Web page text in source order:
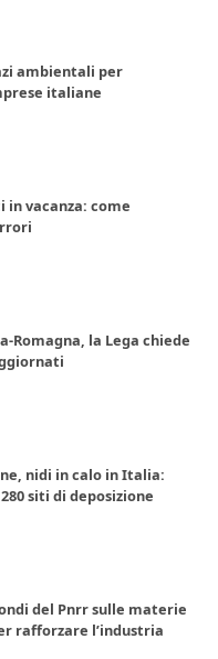
ambientali per
italiane
vacanza: come
Romagna, la Lega chiede
nidi in calo in Italia:
siti di deposizione
del Pnrr sulle materie
rafforzare l’industria